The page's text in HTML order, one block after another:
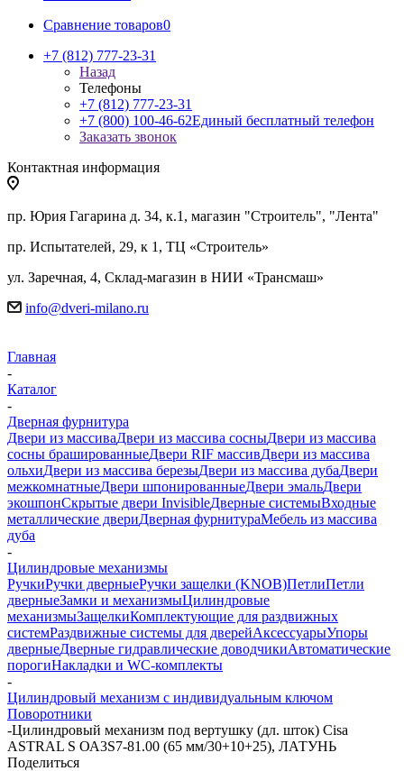
Сравнение товаров0
+7 (812) 777-23-31
Назад
Телефоны
+7 (812) 777-23-31
+7 (800) 100-46-62Единый бесплатный телефон
Заказать звонок
Контактная информация
пр. Юрия Гагарина д. 34, к.1, магазин "Строитель", "Лента"
пр. Испытателей, 29, к 1, ТЦ «Строитель»
ул. Заречная, 4, Склад-магазин в НИИ «Трансмаш»
info@dveri-milano.ru
Главная
-
Каталог
-
Дверная фурнитура
Двери из массиваДвери из массива сосныДвери из массива
сосны брашированныеДвери RIF массивДвери из массива
ольхиДвери из массива березыДвери из массива дубаДвери
межкомнатныеДвери шпонированныеДвери эмальДвери
экошпонСкрытые двери InvisibleДверные системыВходные
металлические двериДверная фурнитураМебель из массива
дуба
-
Цилиндровые механизмы
РучкиРучки дверныеРучки защелки (KNOB)ПетлиПетли
дверныеЗамки и механизмыЦилиндровые
механизмыЗащелкиКомплектующие для раздвижных
системРаздвижные системы для дверейАксессуарыУпоры
дверныеДверные гидравлические доводчикиАвтоматические
порогиНакладки и WC-комплекты
-
Цилиндровый механизм с индивидуальным ключом
Поворотники
-Цилиндровый механизм под вертушку (дл. шток) Cisa
ASTRAL S ОА3S7-81.00 (65 мм/30+10+25), ЛАТУНЬ
Поделиться